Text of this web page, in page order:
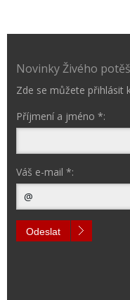
Novinky Živého
Zde se můžete přihlásit
Příjmení a jméno *:
Váš e-mail *:
Odeslat